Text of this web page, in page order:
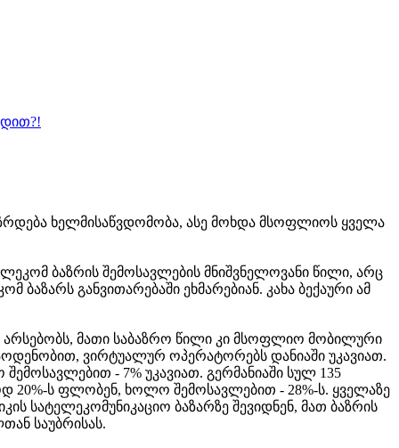
ხელმისაწვდომობა, ასე მოხდა მსოფლიოს ყველა
ბაზრის შემოსავლების მნიშვნელოვანი წილი, არც
ბაზარს განვითარებაში ეხმარებიან. კახა ბექაური ამ
არსებობს, მათი საბაზრო წილი კი მსოფლიო მობილური
ვირტუალურ ოპერატორებს დანიაში უკავიათ.
- 7% უკავიათ. გერმანიაში სულ 135
ს ფლობენ, ხოლო შემოსავლებით - 28%-ს. ყველაზე
სატელეკომუნიკაციო ბაზარზე შევიდნენ, მათ ბაზრის
საუბრისას.